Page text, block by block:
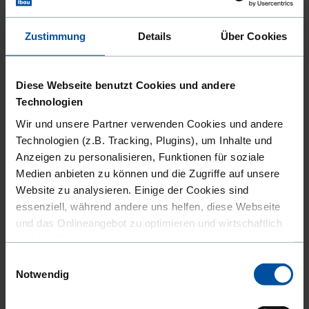
Zustimmung Details Über Cookies
Diese Webseite benutzt Cookies und andere
Technologien
Wir und unsere Partner verwenden Cookies und andere
Technologien (z.B. Tracking, Plugins), um Inhalte und
Anzeigen zu personalisieren, Funktionen für soziale
Medien anbieten zu können und die Zugriffe auf unsere
Website zu analysieren. Einige der Cookies sind
essenziell, während andere uns helfen, diese Webseite
und das Onlineangebot zu optimieren und wirtschaftlich
Außerdem geben wir Informationen zu Ihrer Verwendung
unserer Website an unsere Partner für soziale Medien,
Notwendig
Die Bauindustrie steckt in der Krise, die Aufträge brechen zunehmend
weg und manch einer sieht schon seine Existenz gefährdet. Der
Rückgang im privaten Wohnungsbau verschärft die Lage nur. Öffentliche
Ausschreibungen können die Lösung sein.
VERGABERECHT & KRANKENHAUSZUKUNFTSGESETZ: DAS IST
Veröffentlicht in: